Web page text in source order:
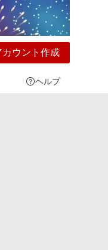
カウント作成
ヘルプ